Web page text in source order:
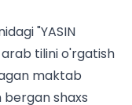
"YASIN
arab tilini o'rgatish
maktab
bergan shaxs